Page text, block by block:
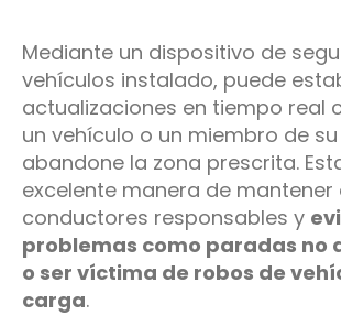
Mediante un dispositivo de
vehículos instalado, puede
actualizaciones en tiempo real
un vehículo o un miembro de
abandone la zona prescrita.
excelente manera de mantener
conductores responsables y
problemas como paradas no
o ser víctima de robos de
carga.